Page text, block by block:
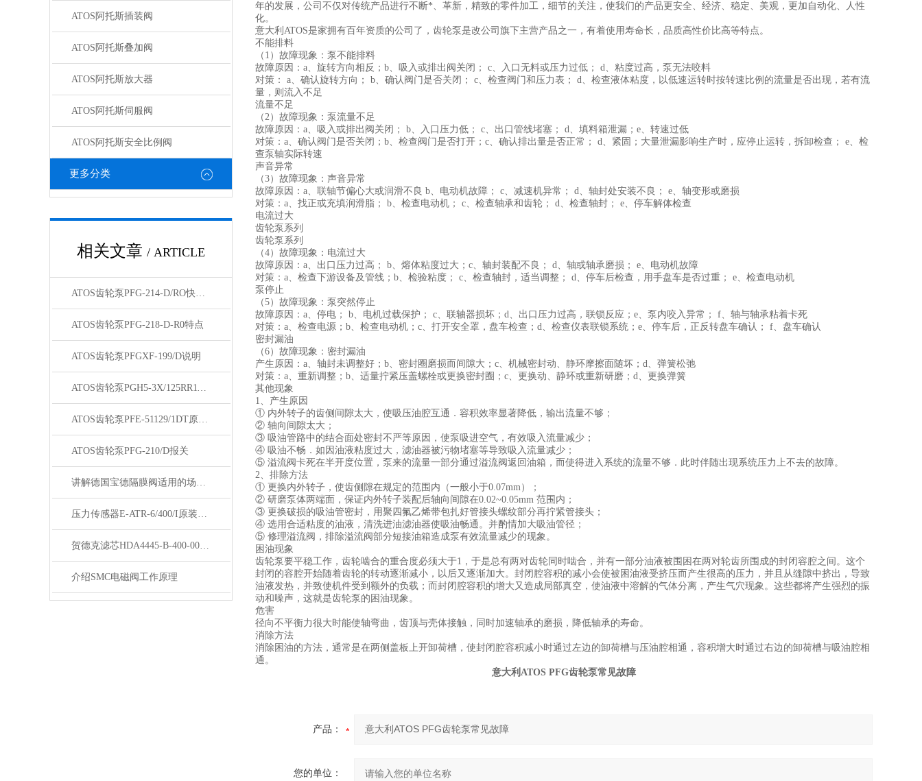
ATOS阿托斯插装阀
ATOS阿托斯叠加阀
ATOS阿托斯放大器
ATOS阿托斯伺服阀
ATOS阿托斯安全比例阀
更多分类
相关文章 / ARTICLE
ATOS齿轮泵PFG-214-D/RO快速发货
ATOS齿轮泵PFG-218-D-R0特点
ATOS齿轮泵PFGXF-199/D说明
ATOS齿轮泵PGH5-3X/125RR11VU2型号
ATOS齿轮泵PFE-51129/1DT原装现货
ATOS齿轮泵PFG-210/D报关
讲解德国宝德隔膜阀适用的场合与特点
压力传感器E-ATR-6/400/I原装现货
贺德克滤芯HDA4445-B-400-000大量现货
介绍SMC电磁阀工作原理
年的发展，公司不仅对传统产品进行不断*、革新，精致的零件加工，细节的关注，使我们的产品更安全、经济、稳定、美观，更加自动化、人性
化。
意大利ATOS是家拥有百年资质的公司了，齿轮泵是改公司旗下主营产品之一，有着使用寿命长，品质高性价比高等特点。
不能排料
（1）故障现象：泵不能排料
故障原因：a、旋转方向相反；b、吸入或排出阀关闭； c、入口无料或压力过低； d、粘度过高，泵无法咬料
对策： a、确认旋转方向； b、确认阀门是否关闭； c、检查阀门和压力表； d、检查液体粘度，以低速运转时按转速比例的流量是否出现，若有流
量，则流入不足
流量不足
（2）故障现象：泵流量不足
故障原因：a、吸入或排出阀关闭； b、入口压力低； c、出口管线堵塞； d、填料箱泄漏；e、转速过低
对策：a、确认阀门是否关闭；b、检查阀门是否打开；c、确认排出量是否正常； d、紧固；大量泄漏影响生产时，应停止运转，拆卸检查； e、检
查泵轴实际转速
声音异常
（3）故障现象：声音异常
故障原因：a、联轴节偏心大或润滑不良 b、电动机故障； c、减速机异常； d、轴封处安装不良； e、轴变形或磨损
对策：a、找正或充填润滑脂； b、检查电动机； c、检查轴承和齿轮； d、检查轴封； e、停车解体检查
电流过大
齿轮泵系列
齿轮泵系列
（4）故障现象：电流过大
故障原因：a、出口压力过高； b、熔体粘度过大；c、轴封装配不良； d、轴或轴承磨损； e、电动机故障
对策：a、检查下游设备及管线；b、检验粘度； c、检查轴封，适当调整； d、停车后检查，用手盘车是否过重； e、检查电动机
泵停止
（5）故障现象：泵突然停止
故障原因：a、停电； b、电机过载保护； c、联轴器损坏；d、出口压力过高，联锁反应；e、泵内咬入异常； f、轴与轴承粘着卡死
对策：a、检查电源；b、检查电动机；c、打开安全罩，盘车检查；d、检查仪表联锁系统；e、停车后，正反转盘车确认； f、盘车确认
密封漏油
（6）故障现象：密封漏油
产生原因：a、轴封未调整好；b、密封圈磨损而间隙大；c、机械密封动、静环摩擦面随坏；d、弹簧松弛
对策：a、重新调整；b、适量拧紧压盖螺栓或更换密封圈；c、更换动、静环或重新研磨；d、更换弹簧
其他现象
1、产生原因
① 内外转子的齿侧间隙太大，使吸压油腔互通．容积效率显著降低，输出流量不够；
② 轴向间隙太大；
③ 吸油管路中的结合面处密封不严等原因，使泵吸进空气，有效吸入流量减少；
④ 吸油不畅．如因油液粘度过大，滤油器被污物堵塞等导致吸入流量减少；
⑤ 溢流阀卡死在半开度位置，泵来的流量一部分通过溢流阀返回油箱，而使得进入系统的流量不够．此时伴随出现系统压力上不去的故障。
2、排除方法
① 更换内外转子，使齿侧隙在规定的范围内（一般小于0.07mm）；
② 研磨泵体两端面，保证内外转子装配后轴向间隙在0.02~0.05mm 范围内；
③ 更换破损的吸油管密封，用聚四氟乙烯带包扎好管接头螺纹部分再拧紧管接头；
④ 选用合适粘度的油液，清洗进油滤油器使吸油畅通。并酌情加大吸油管径；
⑤ 修理溢流阀，排除溢流阀部分短接油箱造成泵有效流量减少的现象。
困油现象
齿轮泵要平稳工作，齿轮啮合的重合度必须大于1，于是总有两对齿轮同时啮合，并有一部分油液被围困在两对轮齿所围成的封闭容腔之间。这个
封闭的容腔开始随着齿轮的转动逐渐减小，以后又逐渐加大。封闭腔容积的减小会使被困油液受挤压而产生很高的压力，并且从缝隙中挤出，导致
油液发热，并致使机件受到额外的负载；而封闭腔容积的增大又造成局部真空，使油液中溶解的气体分离，产生气穴现象。这些都将产生强烈的振
动和噪声，这就是齿轮泵的困油现象。
危害
径向不平衡力很大时能使轴弯曲，齿顶与壳体接触，同时加速轴承的磨损，降低轴承的寿命。
消除方法
消除困油的方法，通常是在两侧盖板上开卸荷槽，使封闭腔容积减小时通过左边的卸荷槽与压油腔相通，容积增大时通过右边的卸荷槽与吸油腔相
通。
意大利ATOS PFG齿轮泵常见故障
产品：
您的单位：